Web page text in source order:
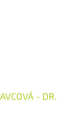
- DR.